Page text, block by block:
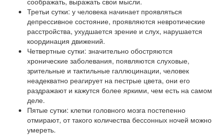
Третьи сутки: у человека начинает проявляться
депрессивное состояние, проявляются невротические
расстройства, ухудшается зрение и слух, нарушается
координация движений.
Четвертные сутки: значительно обостряются
хронические заболевания, появляются слуховые,
зрительные и тактильные галлюцинации, человек
неадекватно реагирует на пестрые цвета, они его
раздражают и кажутся более яркими, чем есть на самом
деле.
Пятые сутки: клетки головного мозга постепенно
отмирают, от такого количества бессонных ночей можно
умереть.